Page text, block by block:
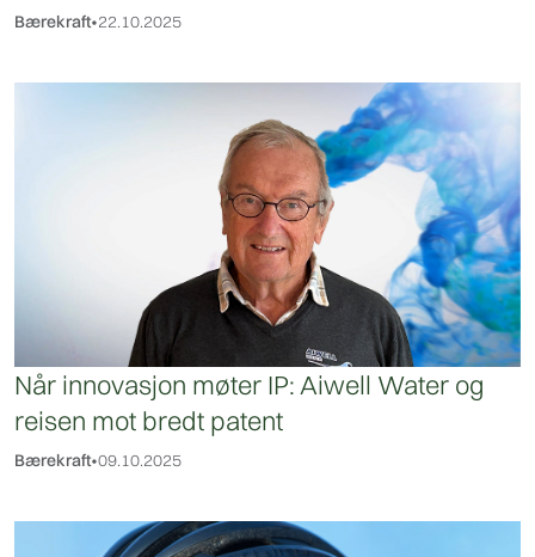
Bærekraft•22.10.2025
Når innovasjon møter IP: Aiwell Water og
reisen mot bredt patent
Bærekraft•09.10.2025